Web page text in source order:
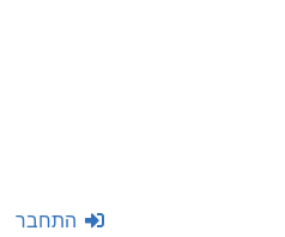
התחבר